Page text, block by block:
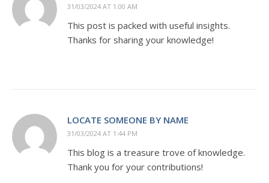
31/03/2024 AT 1:00 AM
This post is packed with useful insights.
Thanks for sharing your knowledge!
LOCATE SOMEONE BY NAME
31/03/2024 AT 1:44 PM
This blog is a treasure trove of knowledge.
Thank you for your contributions!